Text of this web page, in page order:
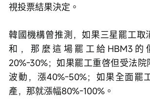
視投票結果決定。
韓國機構曾推測，如果三星罷工取
和，那麼這場罷工給HBM3的
20%-30%；如果罷工重啓但受法
波動，漲40%-50%；如果全面罷
產，那就漲幅80%-100%。